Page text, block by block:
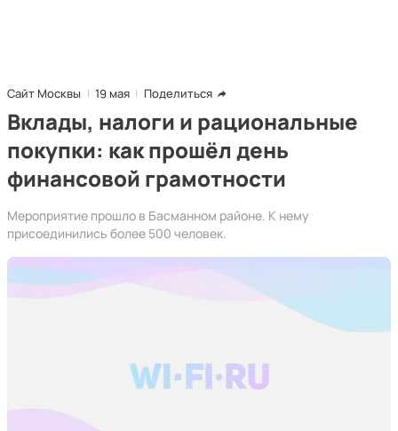
Сайт Москвы 19 мая Поделиться
Вклады, налоги и рациональные
покупки: как прошёл день
финансовой грамотности
Мероприятие прошло в Басманном районе. К нему
присоединились более 500 человек.